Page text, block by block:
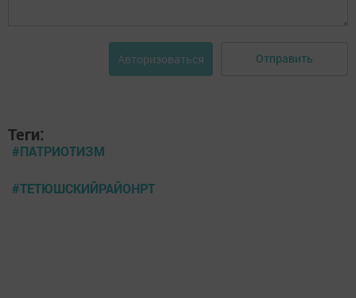
Авторизоваться Отправить
Теги:
#ПАТРИОТИЗМ
#ТЕТЮШСКИЙРАЙОНРТ